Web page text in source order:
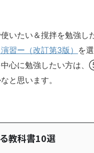
使いたい＆撹拌を勉強
習ー（改訂第3版） を
中心に勉強したい方は
と思います。
教科書10選